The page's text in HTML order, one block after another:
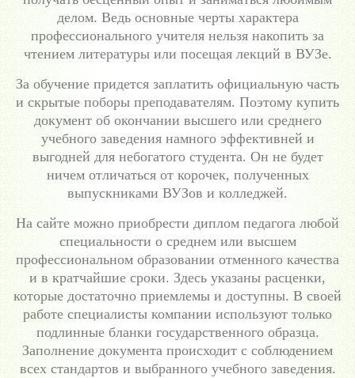
делом. Ведь основные черты характера
профессионального учителя нельзя накопить за
чтением литературы или посещая лекций в ВУЗе.
За обучение придется заплатить официальную часть
и скрытые поборы преподавателям. Поэтому купить
документ об окончании высшего или среднего
учебного заведения намного эффективней и
выгодней для небогатого студента. Он не будет
ничем отличаться от корочек, полученных
выпускниками ВУЗов и колледжей.
На сайте можно приобрести диплом педагога любой
специальности о среднем или высшем
профессиональном образовании отменного качества
и в кратчайшие сроки. Здесь указаны расценки,
которые достаточно приемлемы и доступны. В своей
работе специалисты компании используют только
подлинные бланки государственного образца.
Заполнение документа происходит с соблюдением
всех стандартов и выбранного учебного заведения.